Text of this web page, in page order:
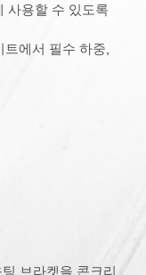
사용할 수 있도록
에서 필수 하중,
브라켓을 콘크리